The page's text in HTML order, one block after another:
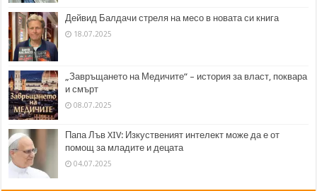
Дейвид Балдачи стреля на месо в новата си книга
18.07.2025
„Завръщането на Медичите“ – история за власт, поквара
и смърт
08.07.2025
Папа Лъв XIV: Изкуственият интелект може да е от
помощ за младите и децата
04.07.2025